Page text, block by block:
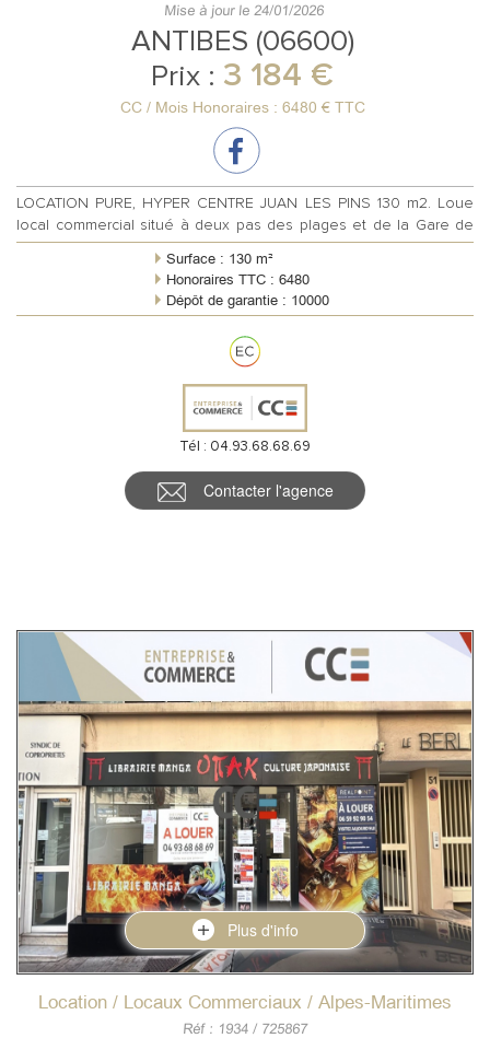
Mise à jour le 24/01/2026
ANTIBES (06600)
Prix : 3 184 €
CC / Mois Honoraires : 6480 € TTC
LOCATION PURE, HYPER CENTRE JUAN LES PINS 130 m2. Loue
local commercial situé à deux pas des plages et de la Gare de
Juan les pins. Superficie...
Surface : 130 m²
Honoraires TTC : 6480
Dépôt de garantie : 10000
Règlement charges : Forfaitaires mensuelles
Meublé : Non
Tél : 04.93.68.68.69
Contacter l'agence
Plus d'info
Location / Locaux Commerciaux / Alpes-Maritimes
Réf : 1934 / 725867